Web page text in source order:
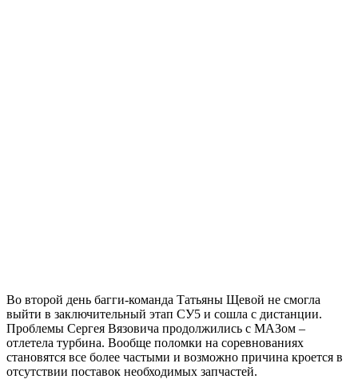
Во второй день багги-команда Татьяны Щевой не смогла
выйти в заключительный этап СУ5 и сошла с дистанции.
Проблемы Сергея Вязовича продолжились с МАЗом –
отлетела турбина. Вообще поломки на соревнованиях
становятся все более частыми и возможно причина кроется в
отсутствии поставок необходимых запчастей.